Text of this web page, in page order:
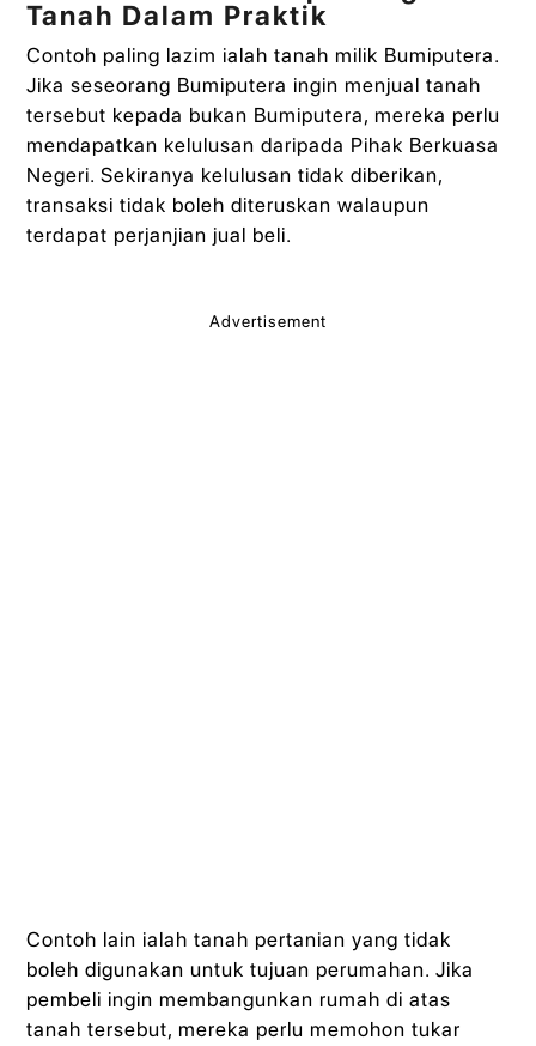
Tanah Dalam Praktik
Contoh paling lazim ialah tanah milik Bumiputera.
Jika seseorang Bumiputera ingin menjual tanah
tersebut kepada bukan Bumiputera, mereka perlu
mendapatkan kelulusan daripada Pihak Berkuasa
Negeri. Sekiranya kelulusan tidak diberikan,
transaksi tidak boleh diteruskan walaupun
terdapat perjanjian jual beli.
Advertisement
Contoh lain ialah tanah pertanian yang tidak
boleh digunakan untuk tujuan perumahan. Jika
pembeli ingin membangunkan rumah di atas
tanah tersebut, mereka perlu memohon tukar